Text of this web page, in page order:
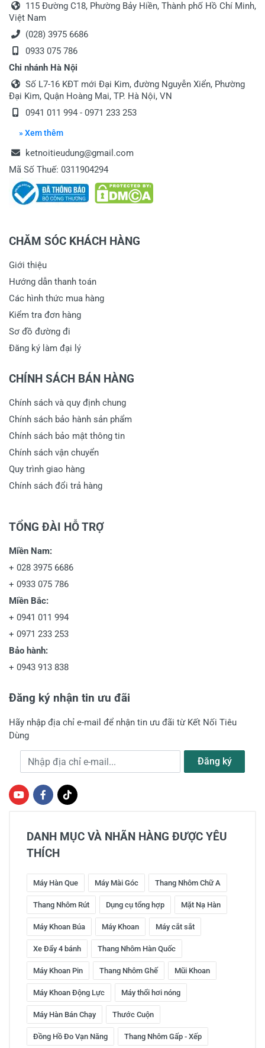
115 Đường C18, Phường Bảy Hiền, Thành phố Hồ Chí Minh,
Việt Nam
(028) 3975 6686
0933 075 786
Chi nhánh Hà Nội
Số L7-16 KĐT mới Đại Kim, đường Nguyễn Xiển, Phường
Đại Kim, Quận Hoàng Mai, TP. Hà Nội, VN
0941 011 994 - 0971 233 253
» Xem thêm
ketnoitieudung@gmail.com
Mã Số Thuế: 0311904294
CHĂM SÓC KHÁCH HÀNG
Giới thiệu
Hướng dẫn thanh toán
Các hình thức mua hàng
Kiểm tra đơn hàng
Sơ đồ đường đi
Đăng ký làm đại lý
CHÍNH SÁCH BÁN HÀNG
Chính sách và quy định chung
Chính sách bảo hành sản phẩm
Chính sách bảo mật thông tin
Chính sách vận chuyển
Quy trình giao hàng
Chính sách đổi trả hàng
TỔNG ĐÀI HỖ TRỢ
Miền Nam:
+ 028 3975 6686
+ 0933 075 786
Miền Bắc:
+ 0941 011 994
+ 0971 233 253
Bảo hành:
+ 0943 913 838
Đăng ký nhận tin ưu đãi
Hãy nhập địa chỉ e-mail để nhận tin ưu đãi từ Kết Nối Tiêu
Dùng
Địa chỉ e-mail Đăng ký
DANH MỤC VÀ NHÃN HÀNG ĐƯỢC YÊU
THÍCH
Máy Hàn Que Máy Mài Góc Thang Nhôm Chữ A
Thang Nhôm Rút Dụng cụ tổng hợp Mặt Nạ Hàn
Máy Khoan Búa Máy Khoan Máy cắt sắt
Xe Đẩy 4 bánh Thang Nhôm Hàn Quốc
Máy Khoan Pin Thang Nhôm Ghế Mũi Khoan
Máy Khoan Động Lực Máy thổi hơi nóng
Máy Hàn Bán Chạy Thước Cuộn
Đồng Hồ Đo Vạn Năng Thang Nhôm Gấp - Xếp